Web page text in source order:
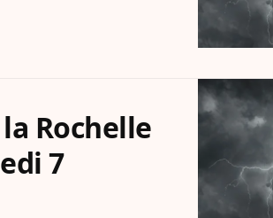
Rochelle
7